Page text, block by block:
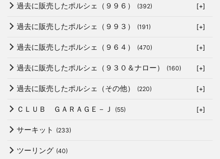
過去に販売したポルシェ（９９６） (392) [+]
過去に販売したポルシェ（９９３） (191) [+]
過去に販売したポルシェ（９６４） (470) [+]
過去に販売したポルシェ（９３０＆ナロー） (160) [+]
過去に販売したポルシェ（その他） (220) [+]
ＣＬＵＢ ＧＡＲＡＧＥ－Ｊ (55) [+]
サーキット (233)
ツーリング (40)